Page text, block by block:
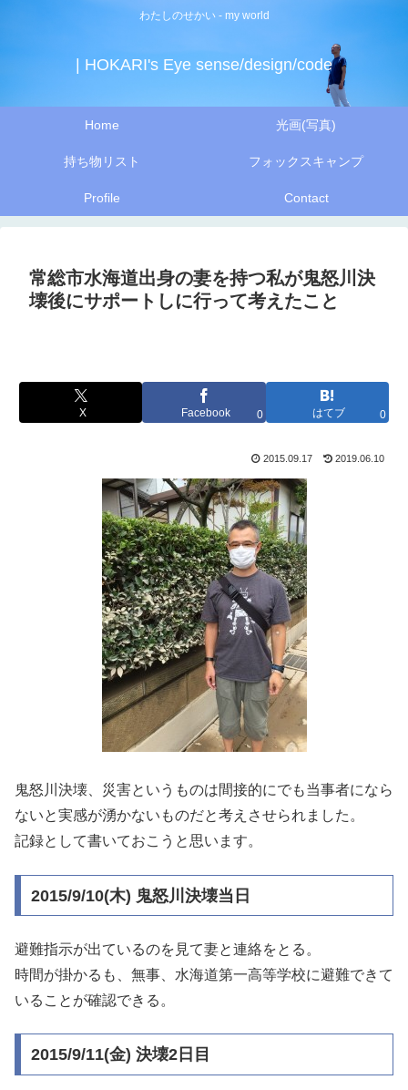
わたしのせかい - my world
| HOKARI's Eye sense/design/code
Home 光画(写真)
持ち物リスト フォックスキャンプ
Profile Contact
常総市水海道出身の妻を持つ私が鬼怒川決
壊後にサポートしに行って考えたこと
X Facebook 0 はてブ 0
2015.09.17 2019.06.10
鬼怒川決壊、災害というものは間接的にでも当事者になら
ないと実感が湧かないものだと考えさせられました。
記録として書いておこうと思います。
2015/9/10(木) 鬼怒川決壊当日
避難指示が出ているのを見て妻と連絡をとる。
時間が掛かるも、無事、水海道第一高等学校に避難できて
いることが確認できる。
2015/9/11(金) 決壊2日目